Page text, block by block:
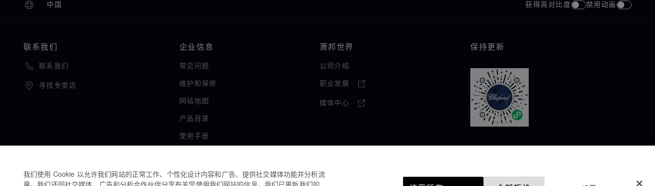
中国
本地化（更改国家/地区）
更改国家/地区 获得高对比度 禁用动画
联系我们
联系我们
寻找专卖店
企业信息
常见问题
维护和保修
网站地图
产品目录
使用手册
萧邦世界
公司介绍
职业发展
媒体中心
保持更新
我们使用 Cookie 以允许我们网站的正常工作、个性化设计内容和广告、提供社交媒体功能并分析流
量。我们还同社交媒体、广告和分析合作伙伴分享有关您使用我们网站的信息。我们已更新我们的